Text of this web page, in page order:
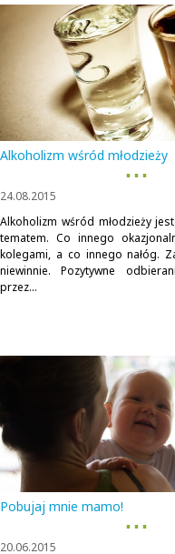
Alkoholizm wśród młodzieży
▪ ▪ ▪
24.08.2015
Alkoholizm wśród młodzieży
tematem. Co innego
kolegami, a co innego nałóg.
niewinnie. Pozytywne
przez...
Pobujaj mnie mamo!
▪ ▪ ▪
20.06.2015